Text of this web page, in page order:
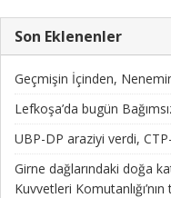
Son Eklenenler
Geçmişin İçinden,
Lefkoşa’da bugün
UBP-DP araziyi verdi,
Girne dağlarındaki doğa
Kuvvetleri